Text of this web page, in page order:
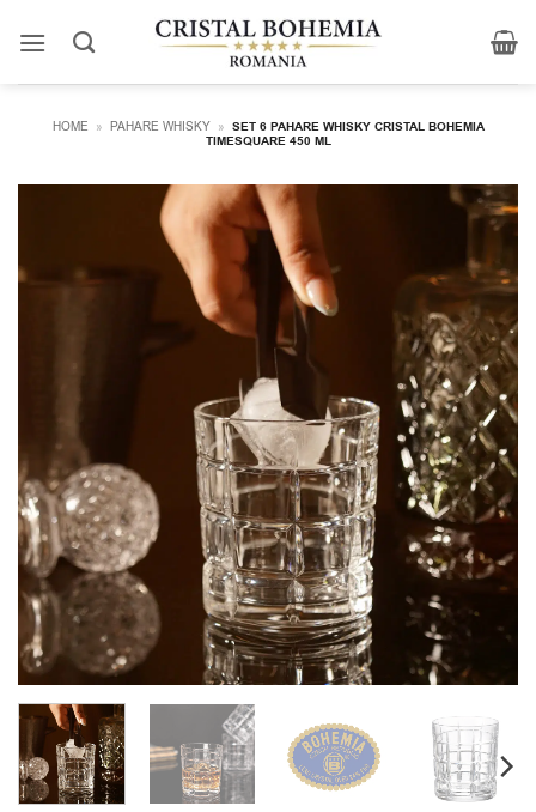
HOME » PAHARE WHISKY » SET 6 PAHARE WHISKY CRISTAL BOHEMIA
TIMESQUARE 450 ML